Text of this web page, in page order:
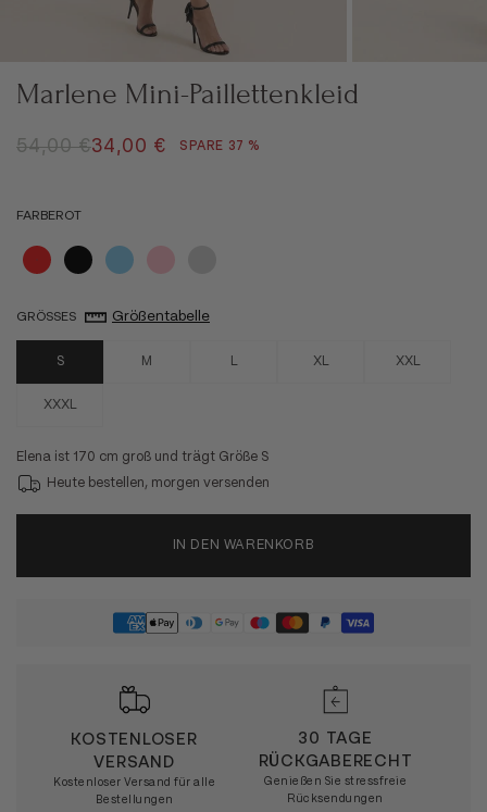
Marlene Mini-Paillettenkleid
REGULÄRER PREIS
54,00 €ANGEBOT
34,00 € SPARE 37 %
FARBEROT
Rot SchwarzHellblauRosa
GRÖSSES Größentabelle
S M XL XXL
XXXL
Elena ist 170 cm groß und trägt Größe S
Heute bestellen, morgen versenden
IN DEN WARENKORB
KOSTENLOSER
VERSAND
Kostenloser Versand für alle
Bestellungen
30 TAGE
RÜCKGABERECHT
Genießen Sie stressfreie
Rücksendungen